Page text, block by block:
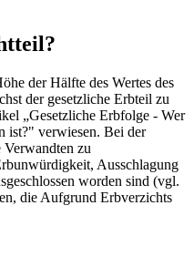
der Hälfte des Wertes des
der gesetzliche Erbteil zu
„Gesetzliche Erbfolge - Wer
ist?" verwiesen. Bei der
zu
Ausschlagung
worden sind (vgl.
die Aufgrund Erbverzichts